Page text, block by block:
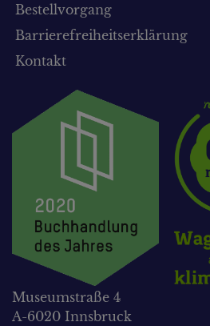
Bestellvorgang
Barrierefreiheitserklärung
Kontakt
Museumstraße 4
A-6020 Innsbruck